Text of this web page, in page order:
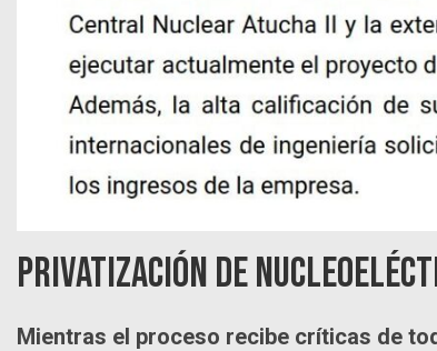
Privatización de
Mientras el proceso recibe críticas de